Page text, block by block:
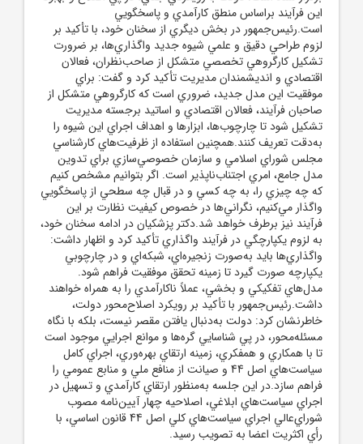
اين فرآيند براساس منطق کارآمدي و پاسخگويي
است.رئيس‌جمهور در بخش ديگري از سخنان خود، با تأکيد بر
لزوم طراحي دقيق و علمي شيوه جديد واگذاري‌ها، بر ضرورت
تشکيل کارگروهي تخصصي متشکل از صاحب‌نظران، فعالان
اقتصادي و انديشمندان مديريت تأکيد کرد و گفت: براي
موفقيت اين مدل جديد، ضروري است که کارگروهي متشکل از
صاحبان فرآيند، فعالان اقتصادي و اساتيد برجسته مديريت
تشکيل شود تا چارچوب‌ها، ابزارها و اهداف اجراي اين شيوه را
به‌دقت تعريف کنند.همچنين استفاده از ظرفيت‌هاي کارشناسي
مجلس شوراي اسلامي و سازمان خصوصي‌سازي براي تدوين
مدل جامع، امري اجتناب‌ناپذير است. اگر بتوانيم مشخص کنيم
که چه چيزي را، به چه کسي و در قبال چه سطحي از پاسخگويي
واگذار مي‌کنيم، نگراني‌ها در خصوص کيفيت نظارت بر اين
فرآيند نيز برطرف خواهد شد.دکتر پزشکيان در ادامه سخنان خود،
به لزوم يکپارچگي در فرآيند واگذاري تأکيد کرد و اظهار داشت:
واگذاري‌ها بايد به‌صورت زنجيره‌اي، شبکه‌اي و در چارچوبي
يکپارچه صورت گيرد تا زمينه تحقق موفقيت فراهم شود.
مدل‌هاي تفکيکي و بخشي، عملاً ناکارآمدي را به همراه خواهند
داشت.رئيس‌جمهور با تأکيد بر رويکرد اصلاح‌محور دولت،
خاطرنشان کرد: دولت به‌دنبال يافتن مقصر نيست، بلکه با نگاه
مسئله‌محور، در پي شناسايي گره‌ها و موانع اجرايي موجود است
تا با همکاري و همفکري، زمينه ارتقاي بهره‌وري، اجراي کامل
سياست‌هاي اصل 44 و صيانت از منافع ملي و منابع عمومي را
فراهم سازد.در اين جلسه به‌منظور ارتقاي کارآمدي و تسهيل در
اجراي سياست‌هاي ابلاغي، اصلاحيه چهار آيين‌نامه مصوب
شوراي‌عالي اجراي سياست‌هاي کلي اصل 44 قانون اساسي، با
رأي اکثريت اعضا به تصويب رسيد.